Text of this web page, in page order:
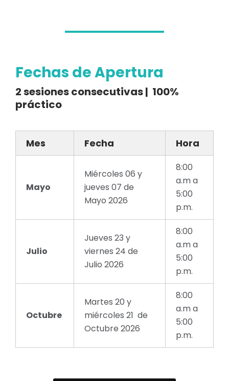
Fechas de Apertura
2 sesiones consecutivas | 100%
práctico
Mes Fecha Hora
Mayo
Miércoles 06 y
jueves 07 de
Mayo 2026
8:00
a.m a
5:00
p.m.
Julio
Jueves 23 y
viernes 24 de
Julio 2026
8:00
a.m a
5:00
p.m.
Octubre
Martes 20 y
miércoles 21 de
Octubre 2026
8:00
a.m a
5:00
p.m.